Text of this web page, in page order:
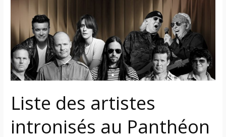
Liste des artistes
intronisés au Panthéon
Panthéon
des
auteurs
et
compositeurs
canadiens
le
26
septembre
à